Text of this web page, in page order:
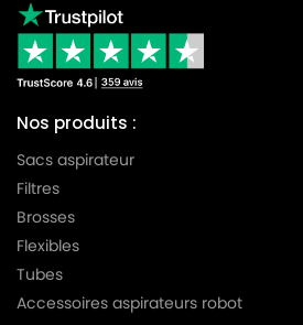
Nos produits :
Sacs aspirateur
Filtres
Brosses
Flexibles
Tubes
Accessoires aspirateurs robot